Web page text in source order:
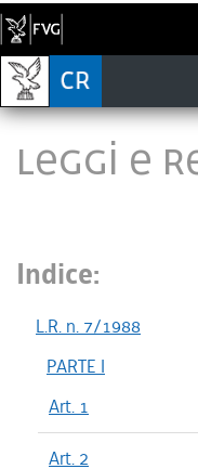
LEGGI E
Indice:
L.R. n. 7/1988
PARTE I
Art. 1
Art. 2